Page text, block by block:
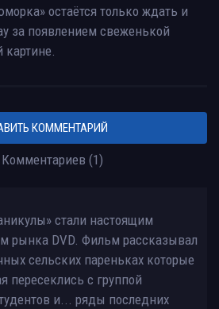
остаётся только ждать и
за появлением свеженькой
КОММЕНТАРИЙ
Комментариев (1)
стали настоящим
рынка DVD. Фильм рассказывал
сельских пареньках которые
пересеклись с группой
и... ряды последних